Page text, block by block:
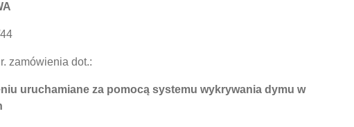
zamówienia dot.:
uruchamiane za pomocą systemu wykrywania dymu w